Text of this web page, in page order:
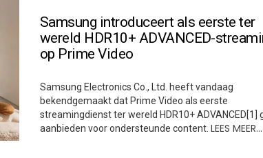
Samsung introduceert als eerste ter
wereld HDR10+ ADVANCED-
op Prime Video
Samsung Electronics Co., Ltd. heeft vandaag
bekendgemaakt dat Prime Video als eerste
streamingdienst ter wereld HDR10+ ADVANCED[1]
aanbieden voor ondersteunde content. LEES MEER…